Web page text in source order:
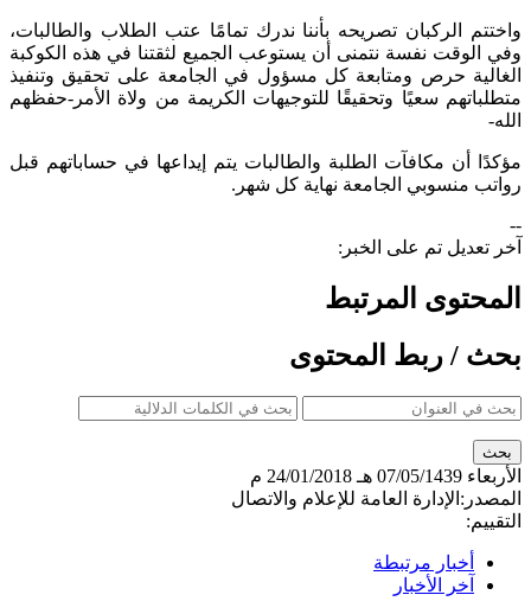
واختتم الركبان تصريحه بأننا ندرك تمامًا عتب الطلاب والطالبات،
وفي الوقت نفسة نتمنى أن يستوعب الجميع لثقتنا في هذه الكوكبة
الغالية حرص ومتابعة كل مسؤول في الجامعة على تحقيق وتنفيذ
متطلباتهم سعيًا وتحقيقًا للتوجيهات الكريمة من ولاة الأمر-حفظهم
الله-
مؤكدًا أن مكافآت الطلبة والطالبات يتم إيداعها في حساباتهم قبل
رواتب منسوبي الجامعة نهاية كل شهر.
--
آخر تعديل تم على الخبر:
المحتوى المرتبط
بحث / ربط المحتوى
الأربعاء 07/05/1439 هـ
24/01/2018 م
المصدر: الإدارة العامة للإعلام والاتصال
التقييم:
أخبار مرتبطة
آخر الأخبار